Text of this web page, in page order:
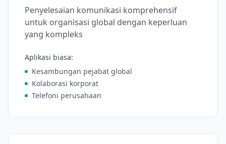
Penyelesaian komunikasi komprehensif
untuk organisasi global dengan keperluan
yang kompleks
Aplikasi biasa:
Kesambungan pejabat global
Kolaborasi korporat
Telefoni perusahaan